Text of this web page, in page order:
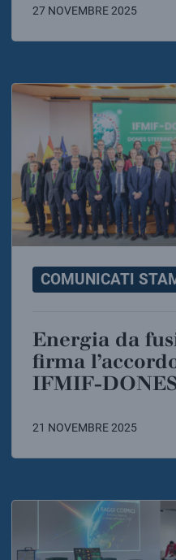
27 NOVEMBRE 2025
COMUNICATI
Energia da fusione: l’INFN
firma
IFMIF-DONES
21 NOVEMBRE 2025